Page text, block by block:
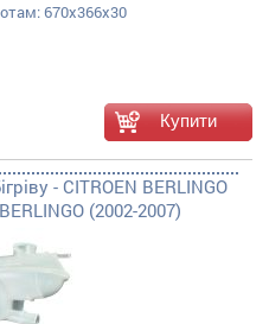
670x366x30
- CITROEN BERLINGO
(2002-2007)